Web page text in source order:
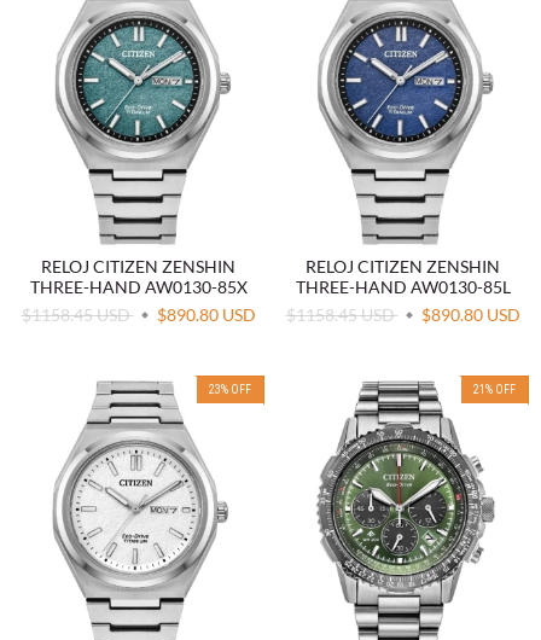
RELOJ CITIZEN ZENSHIN
THREE-HAND AW0130-85X
$1158.45 USD
$890.80 USD
RELOJ CITIZEN ZENSHIN
THREE-HAND AW0130-85L
$1158.45 USD
$890.80 USD
23% OFF 21 % OFF